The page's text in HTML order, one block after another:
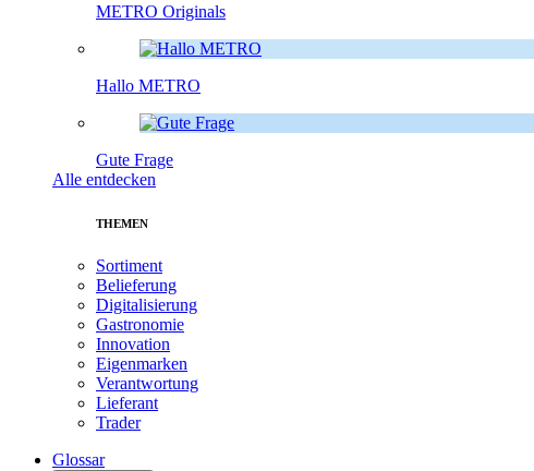
METRO Originals
Hallo METRO
Gute Frage
Alle entdecken
THEMEN
Sortiment
Belieferung
Digitalisierung
Gastronomie
Innovation
Eigenmarken
Verantwortung
Lieferant
Trader
Glossar